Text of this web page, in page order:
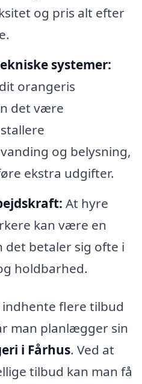
og pris alt efter
systemer:
orangeris
det være
og belysning,
ekstra udgifter.
At hyre
kan være en
det betaler sig ofte i
holdbarhed.
flere tilbud
man planlægger sin
i Fårhus. Ved at
tilbud kan man få